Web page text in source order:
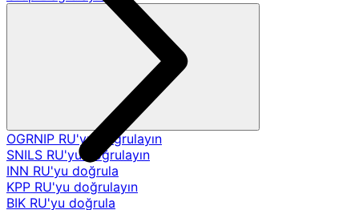
OGRNIP RU'yu doğrulayın
SNILS RU'yu doğrulayın
INN RU'yu doğrula
KPP RU'yu doğrulayın
BIK RU'yu doğrula